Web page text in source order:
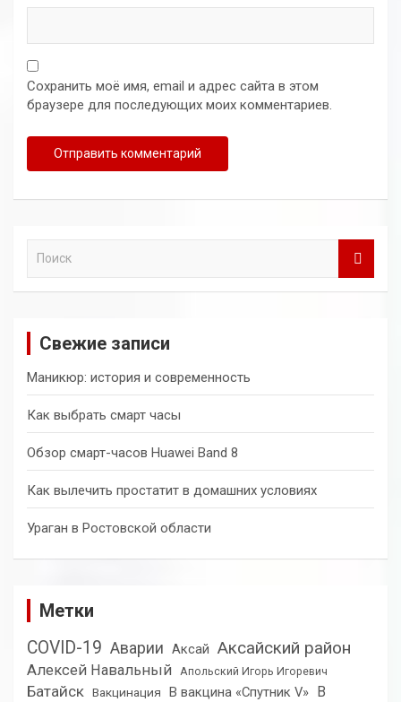
Сохранить моё имя, email и адрес сайта в этом
браузере для последующих моих комментариев.
Свежие записи
Маникюр: история и современность
Как выбрать смарт часы
Обзор смарт-часов Huawei Band 8
Как вылечить простатит в домашних условиях
Ураган в Ростовской области
Метки
COVID-19 Аварии Аксай Аксайский район
Алексей Навальный Апольский Игорь Игоревич
Батайск Вакцинация В вакцина «Спутник V» В